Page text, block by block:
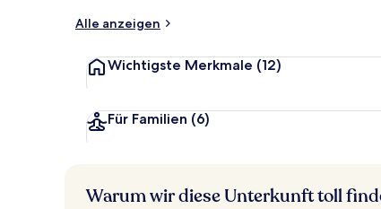
Alle anzeigen
Wichtigste Merkmale (12)
Für Familien (6)
Warum wir diese Unterkunft toll